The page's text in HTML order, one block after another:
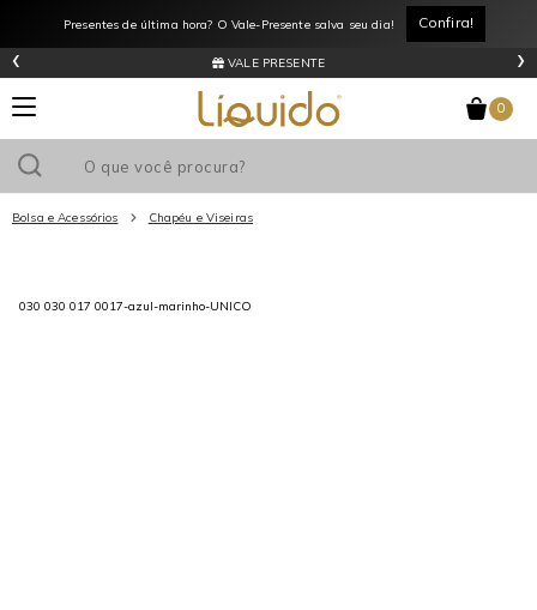
Presentes de última hora? O Vale-Presente salva seu dia! Confira!
VALE PRESENTE
‹ ›
0
Bolsa e Acessórios Chapéu e Viseiras
030 030 017 0017-azul-marinho-UNICO